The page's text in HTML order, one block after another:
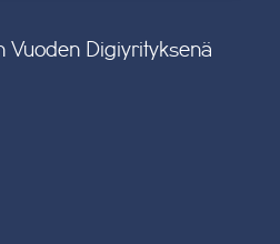
Vuoden Digiyrityksenä